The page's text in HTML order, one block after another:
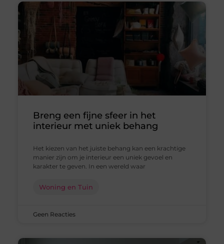
Breng een fijne sfeer in het
interieur met uniek behang
Het kiezen van het juiste behang kan een krachtige
manier zijn om je interieur een uniek gevoel en
karakter te geven. In een wereld waar
Woning en Tuin
Geen Reacties